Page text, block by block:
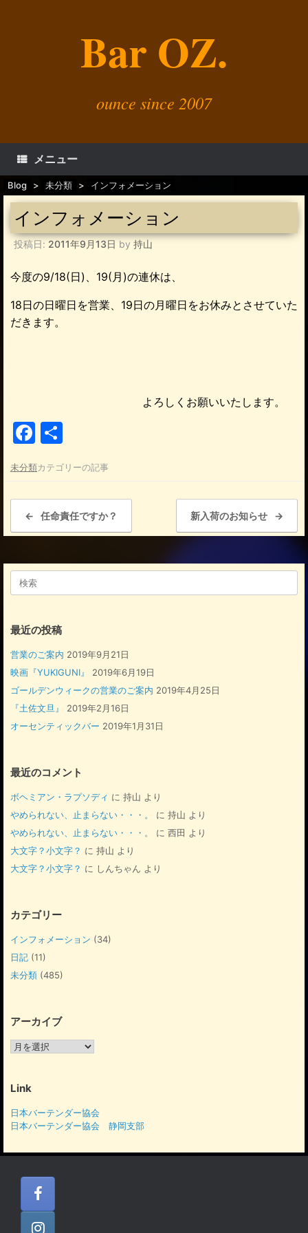
Bar OZ.
ounce since 2007
メニュー
Blog > 未分類 > インフォメーション
インフォメーション
投稿日: 2011年9月13日 by 持山
今度の9/18(日)、19(月)の連休は、
18日の日曜日を営業、19日の月曜日をお休みとさせていた
だきます。
よろしくお願いいたします。
F
c
e
b
o
o
k
未分類カテゴリーの記事
投稿ナビゲーション
← 任命責任ですか？ 新入荷のお知らせ →
検
最近の投稿
営業のご案内 2019年9月21日
映画『YUKIGUNI』
2019年6月19日
ゴールデンウィークの営業のご案内 2019年4月25日
『土佐文旦』
2019年2月16日
オーセンティックバー 2019年1月31日
最近のコメント
ボヘミアン・ラプソディ に 持山 より
やめられない、止まらない・・・。
に 持山 より
やめられない、止まらない・・・。
に 西田 より
大文字？小文字？ に 持山 より
大文字？小文字？ に しんちゃん より
カテゴリー
インフォメーション (34)
日記 (11)
未分類 (485)
アーカイブ
ア
イ
Link
日本バーテンダー協会
日本バーテンダー協会 静岡支部